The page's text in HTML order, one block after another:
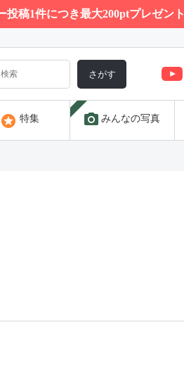
投稿1件につき最大200ptプレゼント
さがす
stars 特集 photo_camera みんなの写真